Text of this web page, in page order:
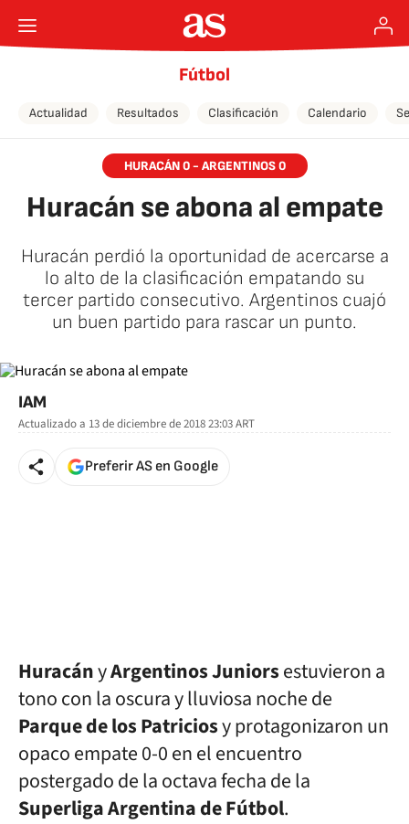
Fútbol
Actualidad Resultados Clasificación Calendario
HURACÁN 0 - ARGENTINOS 0
Huracán se abona al empate
Huracán perdió la oportunidad de acercarse a
lo alto de la clasificación empatando su
tercer partido consecutivo. Argentinos cuajó
un buen partido para rascar un punto.
IAM
Actualizado a 13 de diciembre de 2018 23:03ART
Preferir AS en Google
HuracányArgentinos Juniorsestuvieron a
tono con la oscura y lluviosa noche de
Parque de los Patriciosy protagonizaron un
opaco empate 0-0 en el encuentro
postergado de la octava fecha de la
Superliga Argentina de Fútbol.